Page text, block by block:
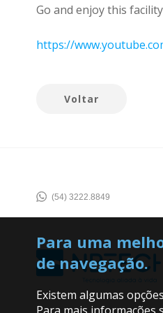
Go and enjoy this
https://
Voltar
(54) 3222.8849
Para uma
de navegação.
Existem algumas